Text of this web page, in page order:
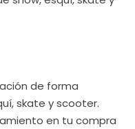
de forma
skate y scooter.
en tu compra